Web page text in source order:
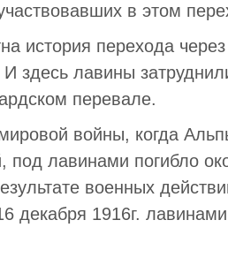
в этом
история перехода
И здесь лавины
перевале.
войны, когда
под лавинами погибло
военных
декабря 1916г.